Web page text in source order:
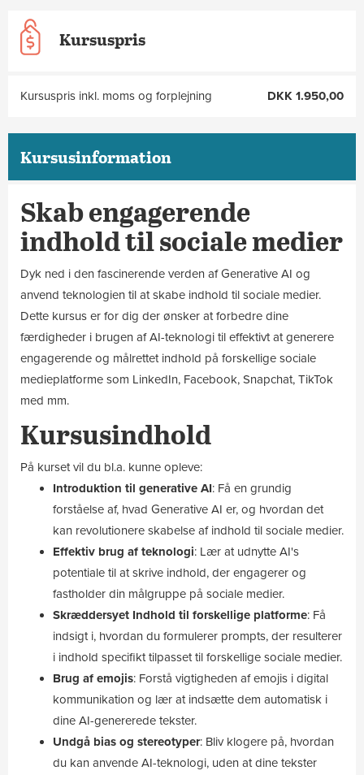
Kursuspris
Kursuspris inkl. moms og forplejning DKK 1.950,00
Kursusinformation
Skab engagerende
indhold til sociale medier
Dyk ned i den fascinerende verden af Generative AI og
anvend teknologien til at skabe indhold til sociale medier.
Dette kursus er for dig der ønsker at forbedre dine
færdigheder i brugen af AI-teknologi til effektivt at generere
engagerende og målrettet indhold på forskellige sociale
medieplatforme som LinkedIn, Facebook, Snapchat, TikTok
med mm.
Kursusindhold
På kurset vil du bl.a. kunne opleve:
Introduktion til generative AI: Få en grundig
forståelse af, hvad Generative AI er, og hvordan det
kan revolutionere skabelse af indhold til sociale medier.
Effektiv brug af teknologi: Lær at udnytte AI's
potentiale til at skrive indhold, der engagerer og
fastholder din målgruppe på sociale medier.
Skræddersyet Indhold til forskellige platforme: Få
indsigt i, hvordan du formulerer prompts, der resulterer
i indhold specifikt tilpasset til forskellige sociale medier.
Brug af emojis: Forstå vigtigheden af emojis i digital
kommunikation og lær at indsætte dem automatisk i
dine AI-genererede tekster.
Undgå bias og stereotyper: Bliv klogere på, hvordan
du kan anvende AI-teknologi, uden at dine tekster